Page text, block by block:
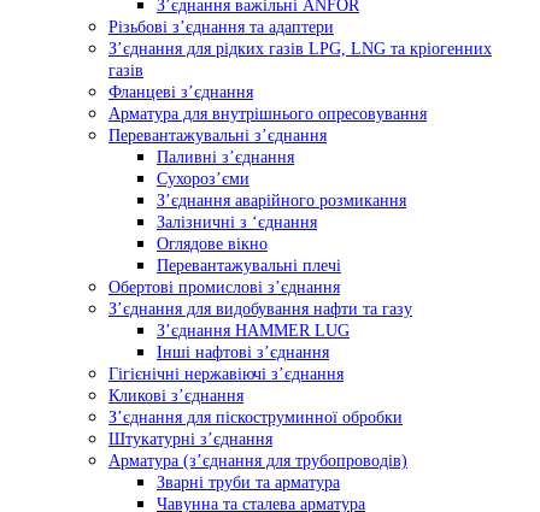
З’єднання важільні ANFOR
Різьбові з’єднання та адаптери
З’єднання для рідких газів LPG, LNG та кріогенних
газів
Фланцеві з’єднання
Арматура для внутрішнього опресовування
Перевантажувальні з’єднання
Паливні з’єднання
Сухороз’єми
З’єднання аварійного розмикання
Залізничні з ‘єднання
Оглядове вікно
Перевантажувальні плечі
Обертові промислові з’єднання
З’єднання для видобування нафти та газу
З’єднання HAMMER LUG
Інші нафтові з’єднання
Гігієнічні нержавіючі з’єднання
Кликові з’єднання
З’єднання для піскоструминної обробки
Штукатурні з’єднання
Арматура (з’єднання для трубопроводів)
Зварні труби та арматура
Чавунна та сталева арматура